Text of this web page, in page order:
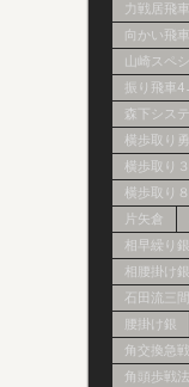
力戦居飛車
向かい飛車
山崎スペ
振り飛車
森下シス
横歩取り
横歩取り
横歩取り
片矢倉
相早繰り銀
相腰掛け銀
石田流三
腰掛け銀
角交換急戦
角頭歩戦法